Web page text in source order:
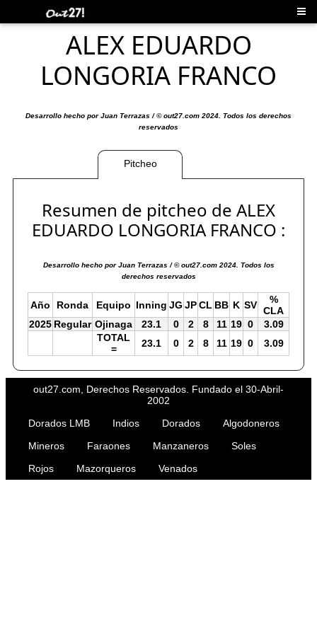
ALEX EDUARDO
LONGORIA FRANCO
Desarrollo hecho por Juan Terrazas / © out27.com 2024. Todos los derechos
reservados
Pitcheo
Resumen de pitcheo de ALEX
EDUARDO LONGORIA FRANCO :
Desarrollo hecho por Juan Terrazas / © out27.com 2024. Todos los
derechos reservados
Año Ronda Equipo Inning JG JPCL BB K SV
%
CLA
2025 Regular Ojinaga 23.1 0 2 8 11 19 0
3.09
TOTAL
=
23.1 0 2 8 11 19 0 3.09
out27.com, Derechos Reservados. Fundado el 30-Abril-
2002
Dorados LMB
Indios Dorados
Algodoneros
Mineros
Faraones Manzaneros
Soles
Rojos
Mazorqueros Venados